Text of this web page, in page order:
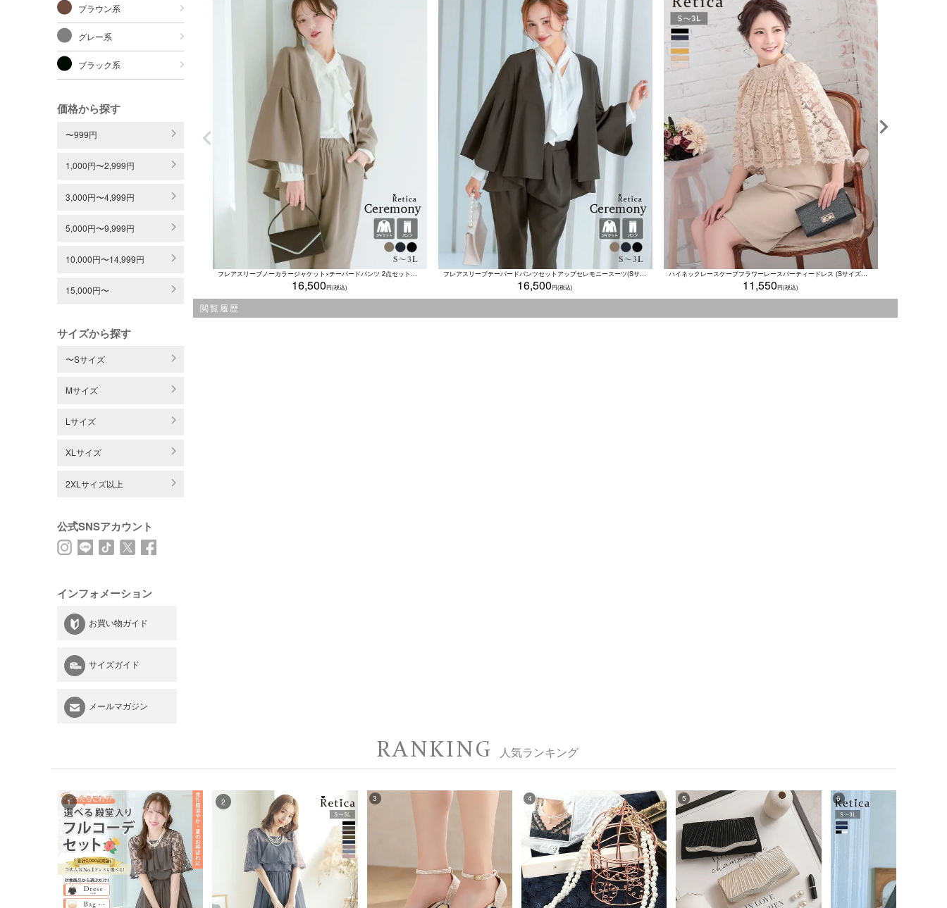
ブラウン系
グレー系
ブラック系
価格から探す
〜999円
1,000円〜2,999円
3,000円〜4,999円
5,000円〜9,999円
10,000円〜14,999円
15,000円〜
サイズから探す
〜Sサイズ
Mサイズ
Lサイズ
XLサイズ
2XLサイズ以上
公式SNSアカウント
インフォメーション
お買い物ガイド
サイズガイド
メールマガジン
フレアスリーブノーカラージャケット×テーパードパンツ 2点セットアップセレモニースーツ (Sサイズ～3Lサイズ) (ダークベージュ/ネイビー/ブラック)
16,500
フレアスリーブテーパードパンツセットアップセレモニースーツ(Sサイズ～3Lサイズ) (ダークベージュ/ネイビー/ブラック)
16,500
ハイネックレースケープフラワーレースパーティードレス (Sサイズ～XXLサイズ)
11,550
閲覧履歴
RANKING 人気ランキング